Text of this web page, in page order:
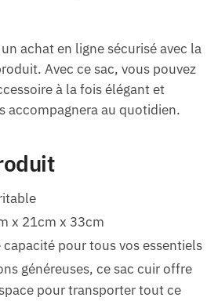
achat en ligne sécurisé avec la
Avec ce sac, vous pouvez
à la fois élégant et
accompagnera au quotidien.
x 21cm x 33cm
capacité pour tous vos essentiels
généreuses, ce sac cuir offre
pour transporter tout ce